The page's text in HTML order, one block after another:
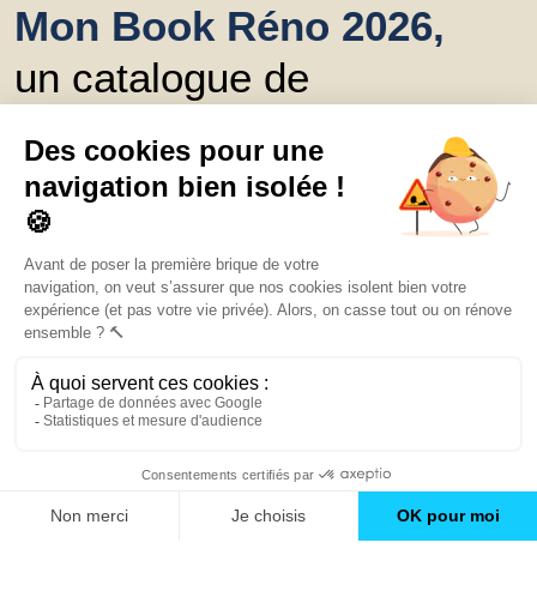
Mon Book Réno 2026,
un catalogue de
conseils et inspirations
Trouver une agence